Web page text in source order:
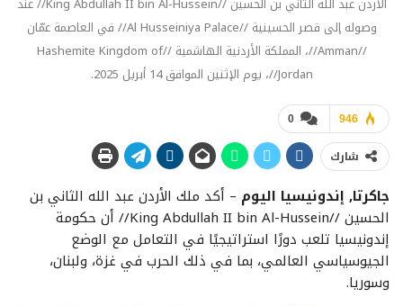
وصوله إلى قصر الحسينية //Al Husseiniya Palace// في العاصمة عمّان
//Amman//، المملكة الأردنية الهاشمية //Hashemite Kingdom of
Jordan//، يوم الإثنين الموافق 14 أبريل 2025.
0 946
شارك
جاكرتا, إندونيسيا اليوم – أكد ملك الأردن عبد الله الثاني بن
الحسين //King Abdullah II bin Al-Hussein// أن حكومة
إندونيسيا تلعب دورًا استراتيجيًا في التعامل مع الوضع
الجيوسياسي العالمي، بما في ذلك الحرب في غزة، ولبنان،
وسوريا.